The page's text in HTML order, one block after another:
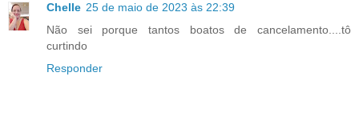
Chelle 25 de maio de 2023 às 22:39
Não sei porque tantos boatos de cancelamento....tô
curtindo
Responder